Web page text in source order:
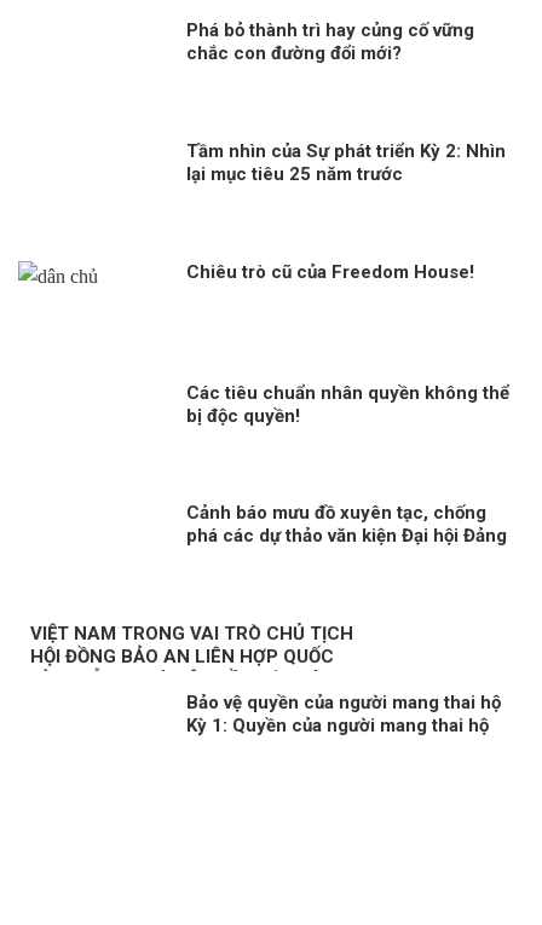
Phá bỏ thành trì hay củng cố vững
chắc con đường đổi mới?
Tầm nhìn của Sự phát triển Kỳ 2: Nhìn
lại mục tiêu 25 năm trước
Chiêu trò cũ của Freedom House!
Các tiêu chuẩn nhân quyền không thể
bị độc quyền!
Cảnh báo mưu đồ xuyên tạc, chống
phá các dự thảo văn kiện Đại hội Đảng
VIỆT NAM TRONG VAI TRÒ CHỦ TỊCH
HỘI ĐỒNG BẢO AN LIÊN HỢP QUỐC
Bảo vệ quyền của người mang thai hộ
Kỳ 1: Quyền của người mang thai hộ